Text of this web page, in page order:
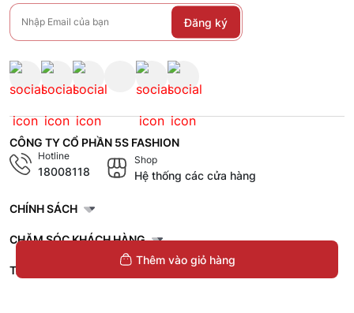
Thêm vào giỏ hàng
Đăng ký
CÔNG TY CỔ PHẦN 5S FASHION
Hotline
18008118
Shop
Hệ thống các cửa hàng
CHÍNH SÁCH
CHĂM SÓC KHÁCH HÀNG
TÀI LIỆU - TUYỂN DỤNG